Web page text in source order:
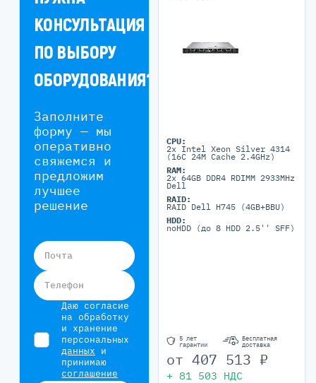
КОНСУЛЬТАЦИЯ
ПО ВЫБОРУ
ОБОРУДОВАНИЯ?
Заполните
форму — мы
оперативно
свяжемся и
предложим
лучшее
решение
Почта
Телефон
Даю согласие
на обработку
и хранение
персональных
данных и
принимаю
соглашение
CPU:
2x Intel Xeon Silver 4314
(16C 24M Cache 2.4GHz)
RAM:
2x 64GB DDR4 RDIMM 2933MHz
Dell
RAID:
RAID Dell H745 (4GB+BBU)
HDD:
noHDD (до 8 HDD 2.5'' SFF)
5 лет
гарантии
Бесплатная
доставка
от 407 513 ₽
+ 81 503 НДС